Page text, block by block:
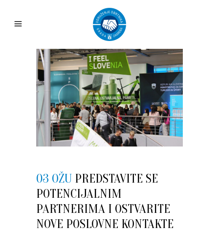
03 OŽU PREDSTAVITE SE
POTENCIJALNIM
PARTNERIMA I OSTVARITE
NOVE POSLOVNE KONTAKTE